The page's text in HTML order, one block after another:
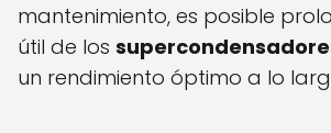
mantenimiento, es posible
útil de los
un rendimiento óptimo a lo